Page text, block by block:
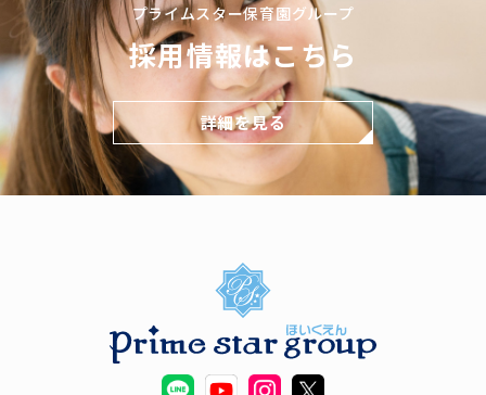
プライムスター保育園グループ
採用情報はこちら
詳細を見る